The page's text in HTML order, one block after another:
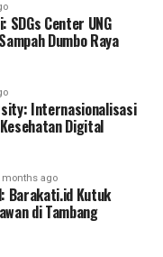
Center UNG
Dumbo Raya
Internasionalisasi
Digital
months ago
Barakati.id Kutuk
di Tambang